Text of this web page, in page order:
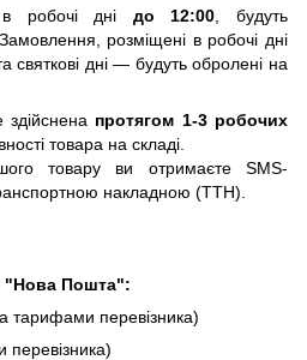
в робочі дні до 12:00 , будуть
розміщені в робочі дні
святкові дні — будуть обролені на
протягом 1-3 робочих
товара на складі.
товару ви отримаєте SMS-
накладною (ТТН).
"Нова Пошта":
тарифами перевізника)